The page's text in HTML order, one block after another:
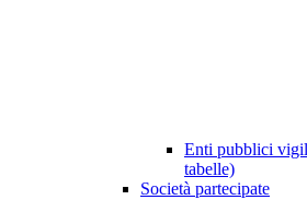
Enti pubblici
tabelle)
Società partecipate